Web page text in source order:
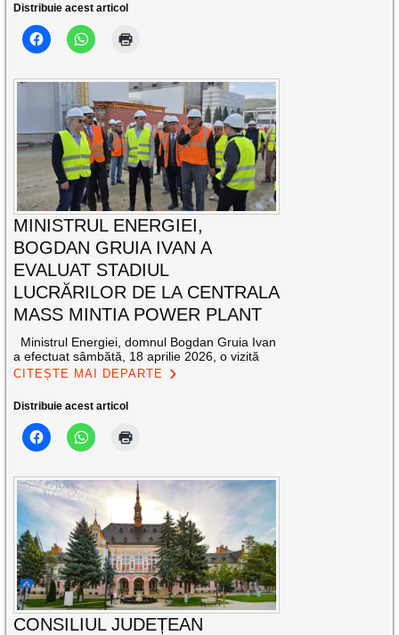
Distribuie acest articol
MINISTRUL ENERGIEI,
BOGDAN GRUIA IVAN A
EVALUAT STADIUL
LUCRĂRILOR DE LA CENTRALA
MASS MINTIA POWER PLANT
Ministrul Energiei, domnul Bogdan Gruia Ivan
a efectuat sâmbătă, 18 aprilie 2026, o vizită
CITEȘTE MAI DEPARTE
Distribuie acest articol
CONSILIUL JUDEȚEAN